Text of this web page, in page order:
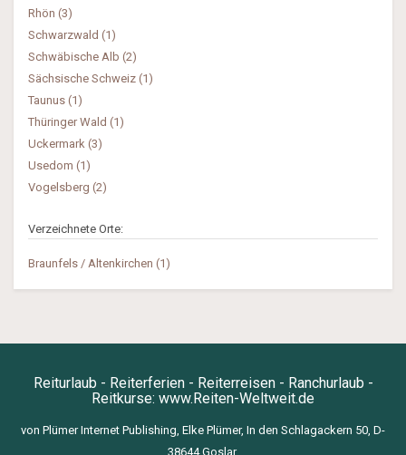
Rhön (3)
Schwarzwald (1)
Schwäbische Alb (2)
Sächsische Schweiz (1)
Taunus (1)
Thüringer Wald (1)
Uckermark (3)
Usedom (1)
Vogelsberg (2)
Verzeichnete Orte:
Braunfels / Altenkirchen (1)
Reiturlaub - Reiterferien - Reiterreisen - Ranchurlaub -
Reitkurse: www.Reiten-Weltweit.de
von Plümer Internet Publishing, Elke Plümer, In den Schlagackern 50, D-
38644 Goslar,